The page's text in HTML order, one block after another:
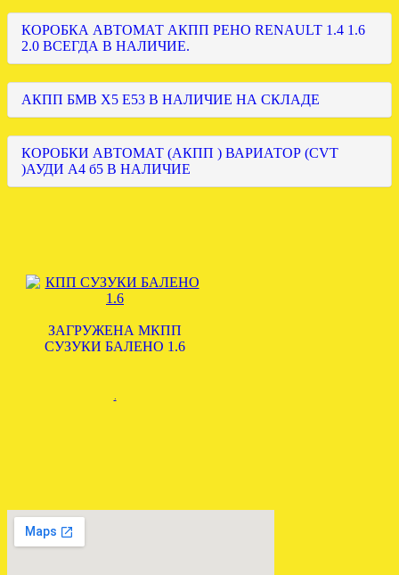
КОРОБКА АВТОМАТ АКПП РЕНО RENAULT 1.4 1.6
2.0 ВСЕГДА В НАЛИЧИЕ.
АКПП БМВ Х5 Е53 В НАЛИЧИЕ НА СКЛАДЕ
КОРОБКИ АВТОМАТ (АКПП ) ВАРИАТОР (CVT
)АУДИ А4 б5 В НАЛИЧИЕ
ЗАГРУЖЕНА МКПП
СУЗУКИ БАЛЕНО 1.6